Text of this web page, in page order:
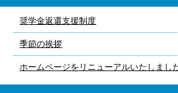
奨学金返還支援制度
季節の挨拶
ホームページをリニューアルいたしまし